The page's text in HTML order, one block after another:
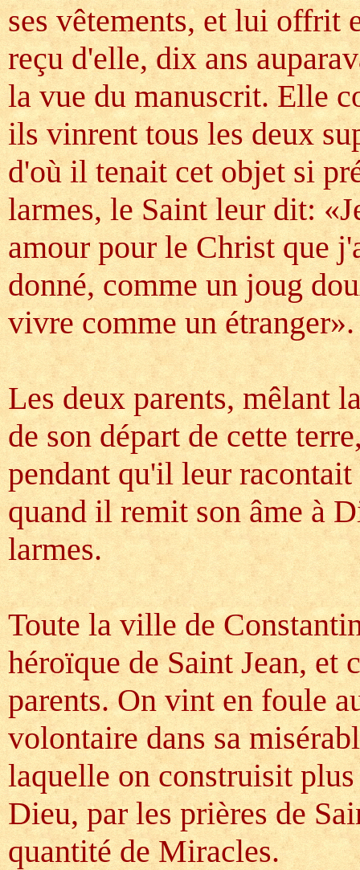
ses vêtements, et lui offrit
reçu d'elle, dix ans
la vue du manuscrit. Elle
ils vinrent tous les deux
d'où il tenait cet objet si
larmes, le Saint leur dit:
amour pour le Christ que
donné, comme un joug
vivre comme un étranger».
Les deux parents, mêlant
de son départ de cette
pendant qu'il leur
quand il remit son âme à
larmes.
Toute la ville de
héroïque de Saint Jean, et
parents. On vint en foule
volontaire dans sa
laquelle on construisit
Dieu, par les prières de
quantité de Miracles.